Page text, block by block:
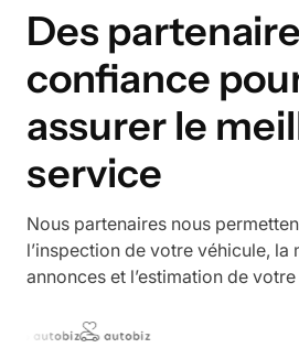
Des
confiance
assurer le
service
Nous partenaires nous
l’inspection de votre véhicule, la
annonces et l’estimation de